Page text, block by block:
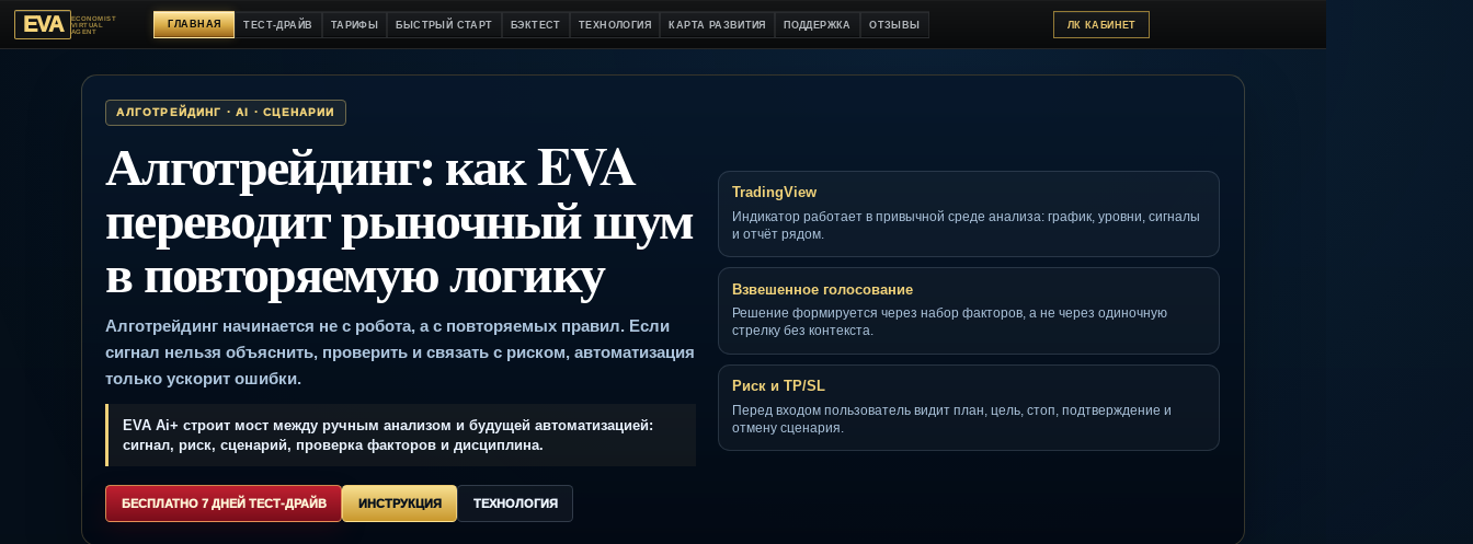
EVA ECONOMIST
VIRTUAL
AGENT
ГЛАВНАЯ ТЕСТ-ДРАЙВ ТАРИФЫ БЫСТРЫЙ СТАРТ БЭКТЕСТ ТЕХНОЛОГИЯ КАРТА РАЗВИТИЯ ПОДДЕРЖКА
АЛГОТРЕЙДИНГ · AI · СЦЕНАРИИ
Алготрейдинг: как EVA
переводит рыночный шум
в повторяемую логику
Алготрейдинг начинается не с робота, а с повторяемых правил. Если
сигнал нельзя объяснить, проверить и связать с риском, автоматизация
только ускорит ошибки.
сигнал, риск, сценарий, проверка факторов и дисциплина.
TradingView
Индикатор работает в привычной среде анализа: график, уровни, сигналы
и отчёт рядом.
Взвешенное голосование
Решение формируется через набор факторов, а не через одиночную
стрелку без контекста.
Риск и TP/SL
Перед входом пользователь видит план, цель, стоп, подтверждение и